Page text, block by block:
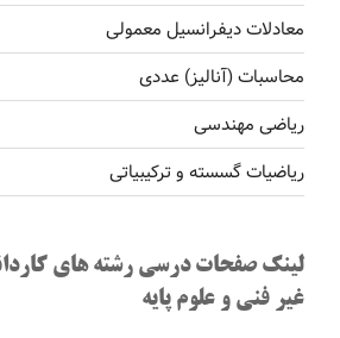
معادلات دیفرانسیل معمولی
محاسبات (آنالیز) عددی
ریاضی مهندسی
ریاضیات گسسته و ترکیبیاتی
لینک صفحات درسی رشته های
غیر فنی و علوم پایه